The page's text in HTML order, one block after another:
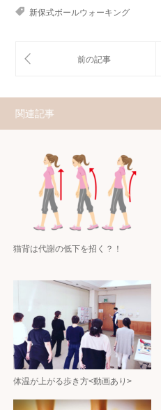
新保式ボールウォーキング
関連記事
猫背は代謝の低下を招く？！
体温が上がる歩き方<動画あり>